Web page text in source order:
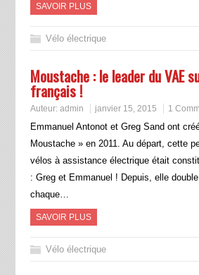
SAVOIR PLUS
Vélo électrique
Moustache : le leader du VAE
français !
Auteur: admin janvier 15, 2015 1
Emmanuel Antonot et Greg Sand ont
Moustache » en 2011. Au départ, cette
vélos à assistance électrique était
: Greg et Emmanuel ! Depuis, elle
chaque…
SAVOIR PLUS
Vélo électrique